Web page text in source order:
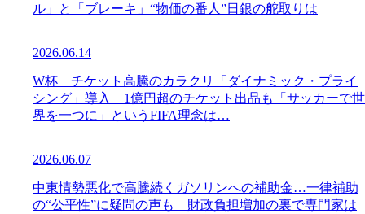
ル」と「ブレーキ」“物価の番人”日銀の舵取りは
2026.06.14
W杯 チケット高騰のカラクリ「ダイナミック・プライ
シング」導入 1億円超のチケット出品も「サッカーで世
界を一つに」というFIFA理念は…
2026.06.07
中東情勢悪化で高騰続くガソリンへの補助金…一律補助
の“公平性”に疑問の声も 財政負担増加の裏で専門家は